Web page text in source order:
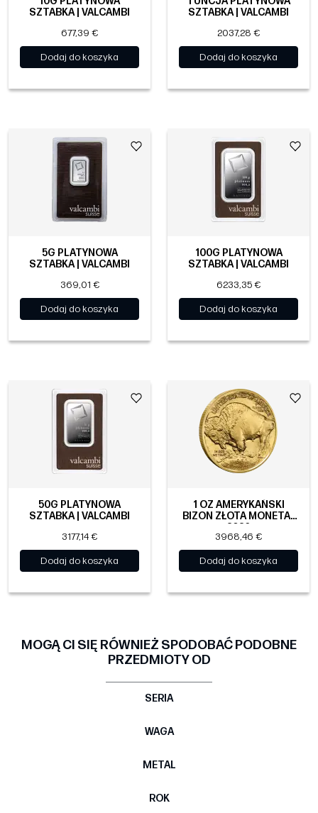
SZTABKA | VALCAMBI
677,39 €
Dodaj do koszyka
SZTABKA | VALCAMBI
2037,28 €
Dodaj do koszyka
5G PLATYNOWA
SZTABKA | VALCAMBI
369,01 €
Dodaj do koszyka
100G PLATYNOWA
SZTABKA | VALCAMBI
6233,35 €
Dodaj do koszyka
50G PLATYNOWA
SZTABKA | VALCAMBI
3177,14 €
Dodaj do koszyka
1 OZ AMERYKAŃSKI
BIZON ZŁOTA MONETA |
2026
3968,46 €
Dodaj do koszyka
MOGĄ CI SIĘ RÓWNIEŻ SPODOBAĆ PODOBNE
PRZEDMIOTY OD
SERIA
WAGA
METAL
ROK